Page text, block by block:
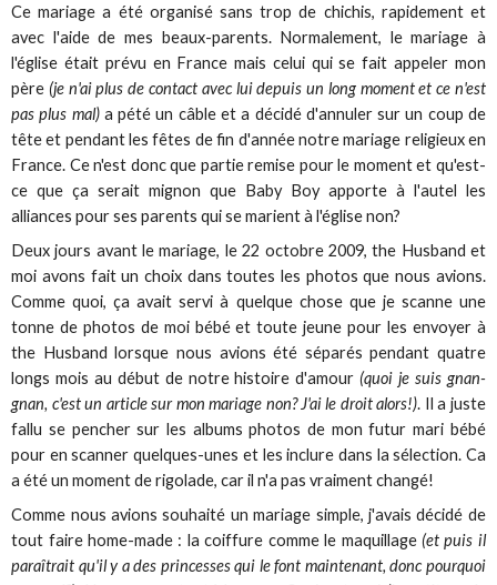
Ce mariage a été organisé sans trop de chichis, rapidement et
avec l'aide de mes beaux-parents. Normalement, le mariage à
l'église était prévu en France mais celui qui se fait appeler mon
père (je n'ai plus de contact avec lui depuis un long moment et ce n'est
pas plus mal)a pété un câble et a décidé d'annuler sur un coup de
tête et pendant les fêtes de fin d'année notre mariage religieux en
France. Ce n'est donc que partie remise pour le moment et qu'est-
ce que ça serait mignon que Baby Boy apporte à l'autel les
alliances pour ses parents qui se marient à l'église non?
Deux jours avant le mariage, le 22 octobre 2009, the Husband et
moi avons fait un choix dans toutes les photos que nous avions.
Comme quoi, ça avait servi à quelque chose que je scanne une
tonne de photos de moi bébé et toute jeune pour les envoyer à
the Husband lorsque nous avions été séparés pendant quatre
longs mois au début de notre histoire d'amour (quoi je suis gnan-
gnan, c'est un article sur mon mariage non? J'ai le droit alors!). Il a juste
fallu se pencher sur les albums photos de mon futur mari bébé
pour en scanner quelques-unes et les inclure dans la sélection. Ca
a été un moment de rigolade, car il n'a pas vraiment changé!
Comme nous avions souhaité un mariage simple, j'avais décidé de
tout faire home-made : la coiffure comme le maquillage (et puis il
paraîtrait qu'il y a des princesses qui le font maintenant, donc pourquoi